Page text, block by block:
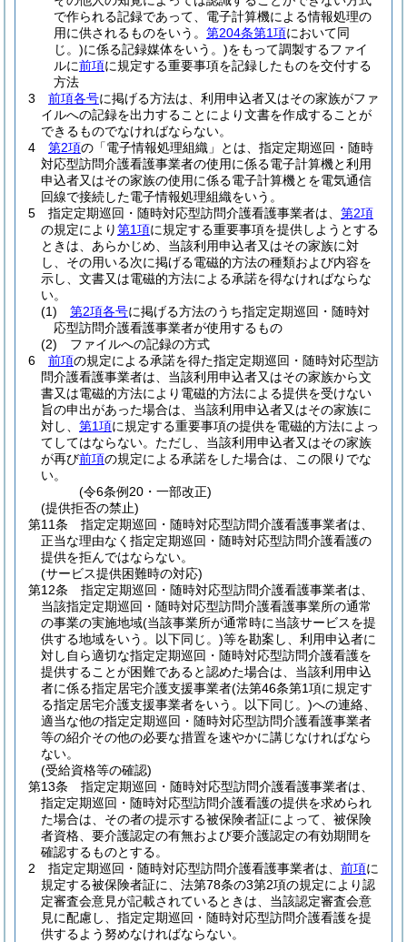
で作られる記録であって、電子計算機による情報処理の
用に供されるものをいう。 第204条第1項において同
じ。)に係る記録媒体をいう。)をもって調製するファイ
ルに前項に規定する重要事項を記録したものを交付する
方法
3
前項各号に掲げる方法は、利用申込者又はその家族がファ
イルへの記録を出力することにより文書を作成することが
できるものでなければならない。
4
第2項の「電子情報処理組織」とは、指定定期巡回・随時
対応型訪問介護看護事業者の使用に係る電子計算機と利用
申込者又はその家族の使用に係る電子計算機とを電気通信
回線で接続した電子情報処理組織をいう。
5
指定定期巡回・随時対応型訪問介護看護事業者は、 第2項
の規定により第1項に規定する重要事項を提供しようとする
ときは、あらかじめ、当該利用申込者又はその家族に対
し、その用いる次に掲げる電磁的方法の種類および内容を
示し、文書又は電磁的方法による承諾を得なければならな
い。
(1)
第2項各号に掲げる方法のうち指定定期巡回・随時対
応型訪問介護看護事業者が使用するもの
(2)
ファイルへの記録の方式
6
前項の規定による承諾を得た指定定期巡回・随時対応型訪
問介護看護事業者は、当該利用申込者又はその家族から文
書又は電磁的方法により電磁的方法による提供を受けない
旨の申出があった場合は、当該利用申込者又はその家族に
対し、 第1項に規定する重要事項の提供を電磁的方法によっ
てしてはならない。 ただし、当該利用申込者又はその家族
が再び前項の規定による承諾をした場合は、この限りでな
い。
(令6条例20・一部改正)
(提供拒否の禁止)
第11条
指定定期巡回・随時対応型訪問介護看護事業者は、
正当な理由なく指定定期巡回・随時対応型訪問介護看護の
提供を拒んではならない。
(サービス提供困難時の対応)
第12条
指定定期巡回・随時対応型訪問介護看護事業者は、
当該指定定期巡回・随時対応型訪問介護看護事業所の通常
の事業の実施地域(当該事業所が通常時に当該サービスを提
供する地域をいう。以下同じ。)等を勘案し、利用申込者に
対し自ら適切な指定定期巡回・随時対応型訪問介護看護を
提供することが困難であると認めた場合は、当該利用申込
者に係る指定居宅介護支援事業者(法第46条第1項に規定す
る指定居宅介護支援事業者をいう。以下同じ。)への連絡、
適当な他の指定定期巡回・随時対応型訪問介護看護事業者
等の紹介その他の必要な措置を速やかに講じなければなら
ない。
(受給資格等の確認)
第13条
指定定期巡回・随時対応型訪問介護看護事業者は、
指定定期巡回・随時対応型訪問介護看護の提供を求められ
た場合は、その者の提示する被保険者証によって、被保険
者資格、要介護認定の有無および要介護認定の有効期間を
確認するものとする。
2
指定定期巡回・随時対応型訪問介護看護事業者は、 前項に
規定する被保険者証に、法第78条の3第2項の規定により認
定審査会意見が記載されているときは、当該認定審査会意
見に配慮し、指定定期巡回・随時対応型訪問介護看護を提
供するよう努めなければならない。